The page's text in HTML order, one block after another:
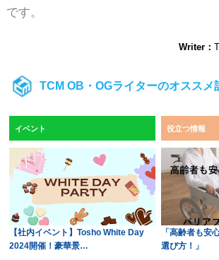
です。
Writer：
TCM OB・OGライターのオススメ
イベント
【社内イベント】Tosho White Day
2024開催！豪華景…
役立つ情報
「高齢者も安
選び方！」